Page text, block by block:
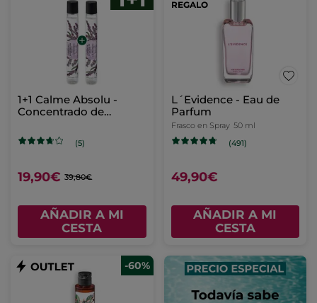
1+1 Calme Absolu -
Concentrado de
(5)
19,90€ 39,80€
AÑADIR A MI
CESTA
REGALO
L´Evidence - Eau de
Parfum
Frasco en Spray 50 ml
(491)
49,90€
AÑADIR A MI
CESTA
-60%